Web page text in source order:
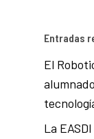
Entradas
El
La